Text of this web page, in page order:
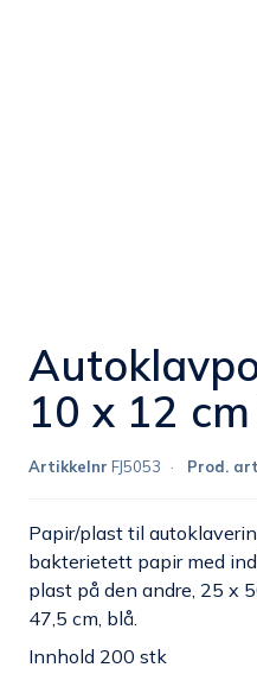
10 x 12
Artikkelnr FJ5053 Prod.
Papir/plast til
bakterietett papir med
plast på den andre, 25 x
47,5 cm, blå.
Innhold 200 stk